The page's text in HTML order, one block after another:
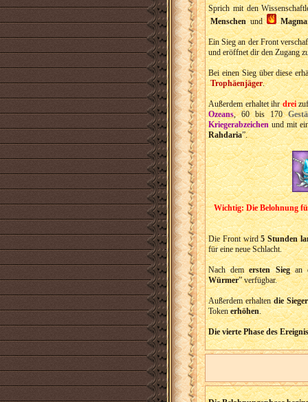
Sprich mit den
Menschenund
Ein Sieg an der Front
und eröffnet dir den Zugang
Bei einen Sieg über diese
Trophäenjäger.
Außerdem erhaltet ihrdrei
Ozeans, 60 bis 170
Kriegerabzeichenund mit
Rahdaria”.
Wichtig: Die Belohnung
Die Front wird5 Stunden
für eine neue Schlacht.
Nach demersten Siegan
Würmer” verfügbar.
Außerdem erhaltendie Sieger
Tokenerhöhen.
Die vierte Phase des